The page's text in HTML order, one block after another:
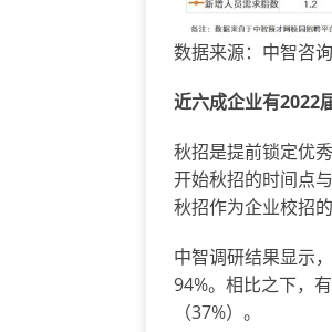
数据来源：中智咨
近六成企业有2022
秋招是提前锁定优
开始秋招的时间点
秋招作为企业校招
中智调研结果显示，
94%。相比之下，
（37%）。